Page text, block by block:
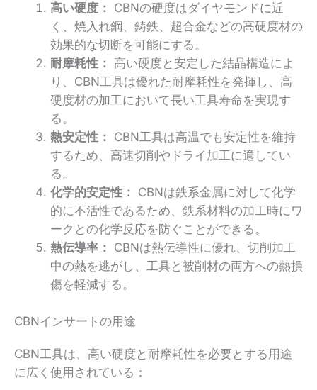
高い硬度：
CBNの硬度はダイヤモンドに近
く、焼入れ鋼、鋳鉄、超合金などの高硬度材の
効果的な切断を可能にする。
耐摩耗性：
高い硬度と安定した結晶構造によ
り、CBN工具は優れた耐摩耗性を発揮し、高
硬度材の加工において長い工具寿命を実現す
る。
熱安定性：
CBN工具は高温でも安定性を維持
するため、高速切削やドライ加工に適してい
る。
化学的安定性：
CBNは鉄系金属に対して化学
的に不活性であるため、鉄系材料の加工時にワ
ークとの化学反応を防ぐことができる。
熱伝導率：
CBNは熱伝導性に優れ、切削加工
中の熱を逃がし、工具と被削材の両方への熱損
傷を軽減する。
CBNインサートの用途
CBN工具は、高い硬度と耐摩耗性を必要とする用途
に広く使用されている：